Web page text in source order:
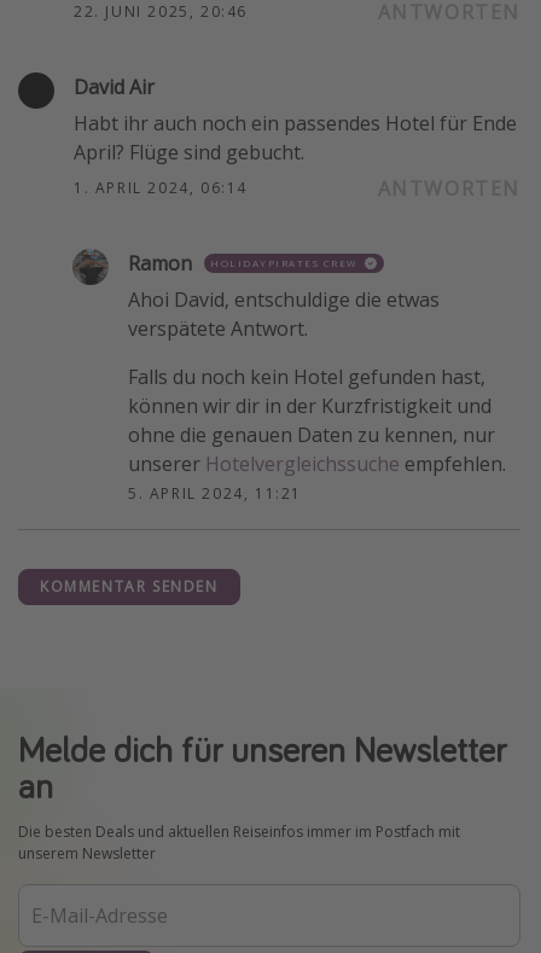
22. JUNI 2025, 20:46
David Air
Habt ihr auch noch ein passendes Hotel für Ende
April? Flüge sind gebucht.
1. APRIL 2024, 06:14
Ramon HOLIDAYPIRATES CREW
Ahoi David, entschuldige die etwas
verspätete Antwort.
Falls du noch kein Hotel gefunden hast,
können wir dir in der Kurzfristigkeit und
ohne die genauen Daten zu kennen, nur
unserer Hotelvergleichssuche empfehlen.
5. APRIL 2024, 11:21
KOMMENTAR SENDEN
Melde dich für unseren Newsletter
an
Die besten Deals und aktuellen Reiseinfos immer im Postfach mit
unserem Newsletter